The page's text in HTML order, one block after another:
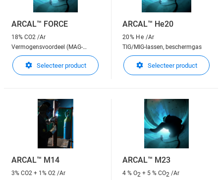
ARCAL™ FORCE
18% CO2 /Ar
Vermogensvoordeel (MAG-
lassen)
Selecteer product
ARCAL™ He20
20% He /Ar
TIG/MIG-lassen, beschermgas
Selecteer product
ARCAL™ M14
3% CO2 + 1% O2 /Ar
ARCAL™ M23
4 % O2 + 5 % CO2 /Ar